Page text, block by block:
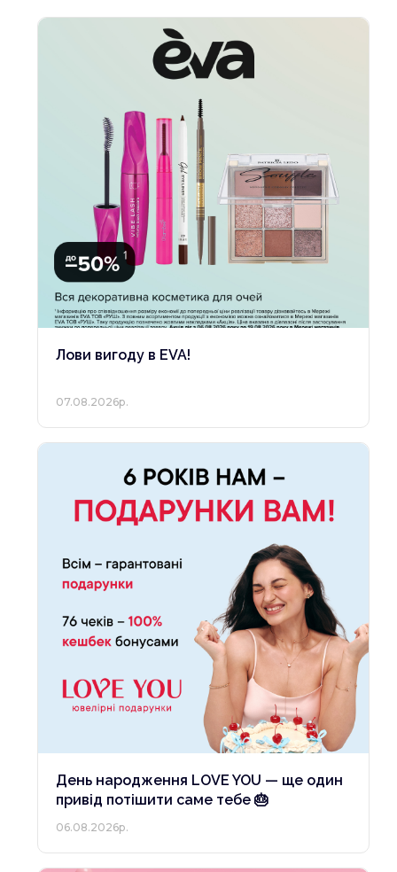
Лови вигоду в EVA!
07.08.2026р.
День народження LOVE YOU — ще один
привід потішити саме тебе 🎂
06.08.2026р.